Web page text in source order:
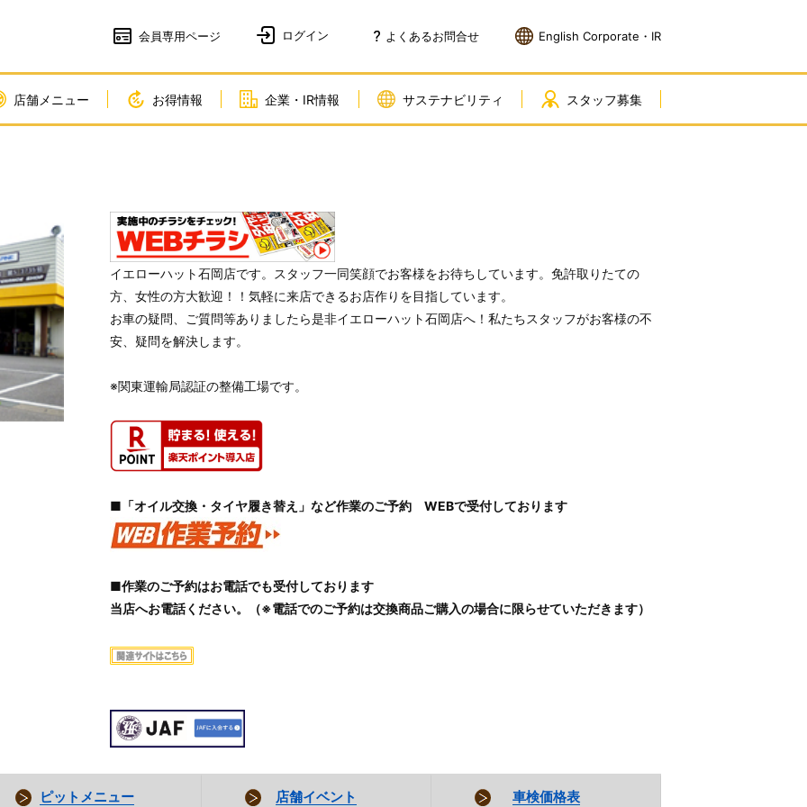
会員専用ページ よくあるお問合せ English Corporate・IR
店舗メニュー お得情報 企業・IR情報 サステナビリティ スタッフ募集
イエローハット石岡店です。スタッフ一同笑顔でお客様をお待ちしています。免許取りたての
方、女性の方大歓迎！！気軽に来店できるお店作りを目指しています。
お車の疑問、ご質問等ありましたら是非イエローハット石岡店へ！私たちスタッフがお客様の不
安、疑問を解決します。
※関東運輸局認証の整備工場です。
■「オイル交換・タイヤ履き替え」など作業のご予約 WEBで受付しております
■作業のご予約はお電話でも受付しております
当店へお電話ください。（※電話でのご予約は交換商品ご購入の場合に限らせていただきます）
ピットメニュー 店舗イベント 車検価格表